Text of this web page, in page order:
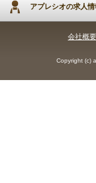
アプレシオの求人情
会社概要
Copyright (c)